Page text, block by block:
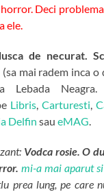
Deci
ele.
de necurat.
mai radem inca o
Lebada
Libris, Carturesti,
Delfin saueMAG.
Vodca rosie. O
mi-a mai aparut
prea lung, pe care